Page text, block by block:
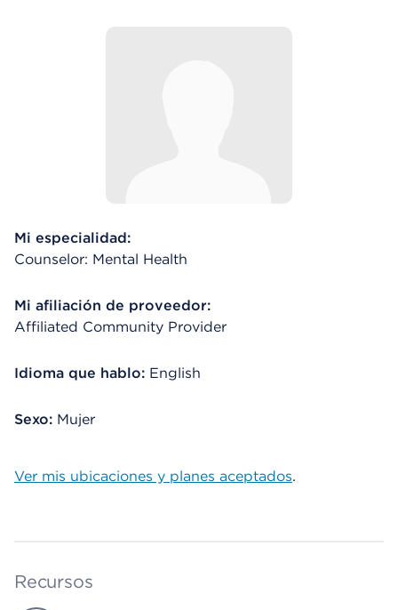
Mi especialidad:
Counselor: Mental Health
Mi afiliación de proveedor:
Affiliated Community Provider
Idioma que hablo: English
Sexo: Mujer
Ver mis ubicaciones y planes aceptados.
Recursos